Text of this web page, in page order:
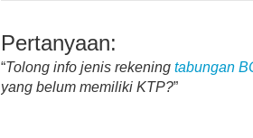
Pertanyaan:
“Tolong info jenis rekening tabungan
yang belum memiliki KTP?”